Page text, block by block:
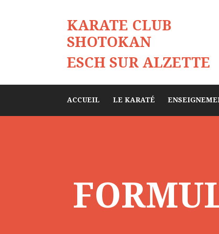
KARATE CLUB
SHOTOKAN
ESCH SUR ALZETTE
ACCUEIL LE KARATÉ